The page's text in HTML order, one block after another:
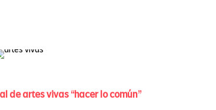
de artes vivas “hacer lo común”